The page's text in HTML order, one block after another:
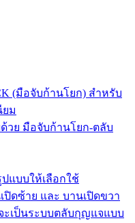
(มือจับก้านโยก) สำหรับ
ยม
วย มือจับก้านโยก-ตลับ
แบบให้เลือกใช้
ปิดซ้าย และ บานเปิดขวา
เป็นระบบตลับกุญแจแบบ